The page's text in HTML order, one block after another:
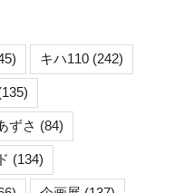
キハ110 (242)
ずさ (84)
(134)